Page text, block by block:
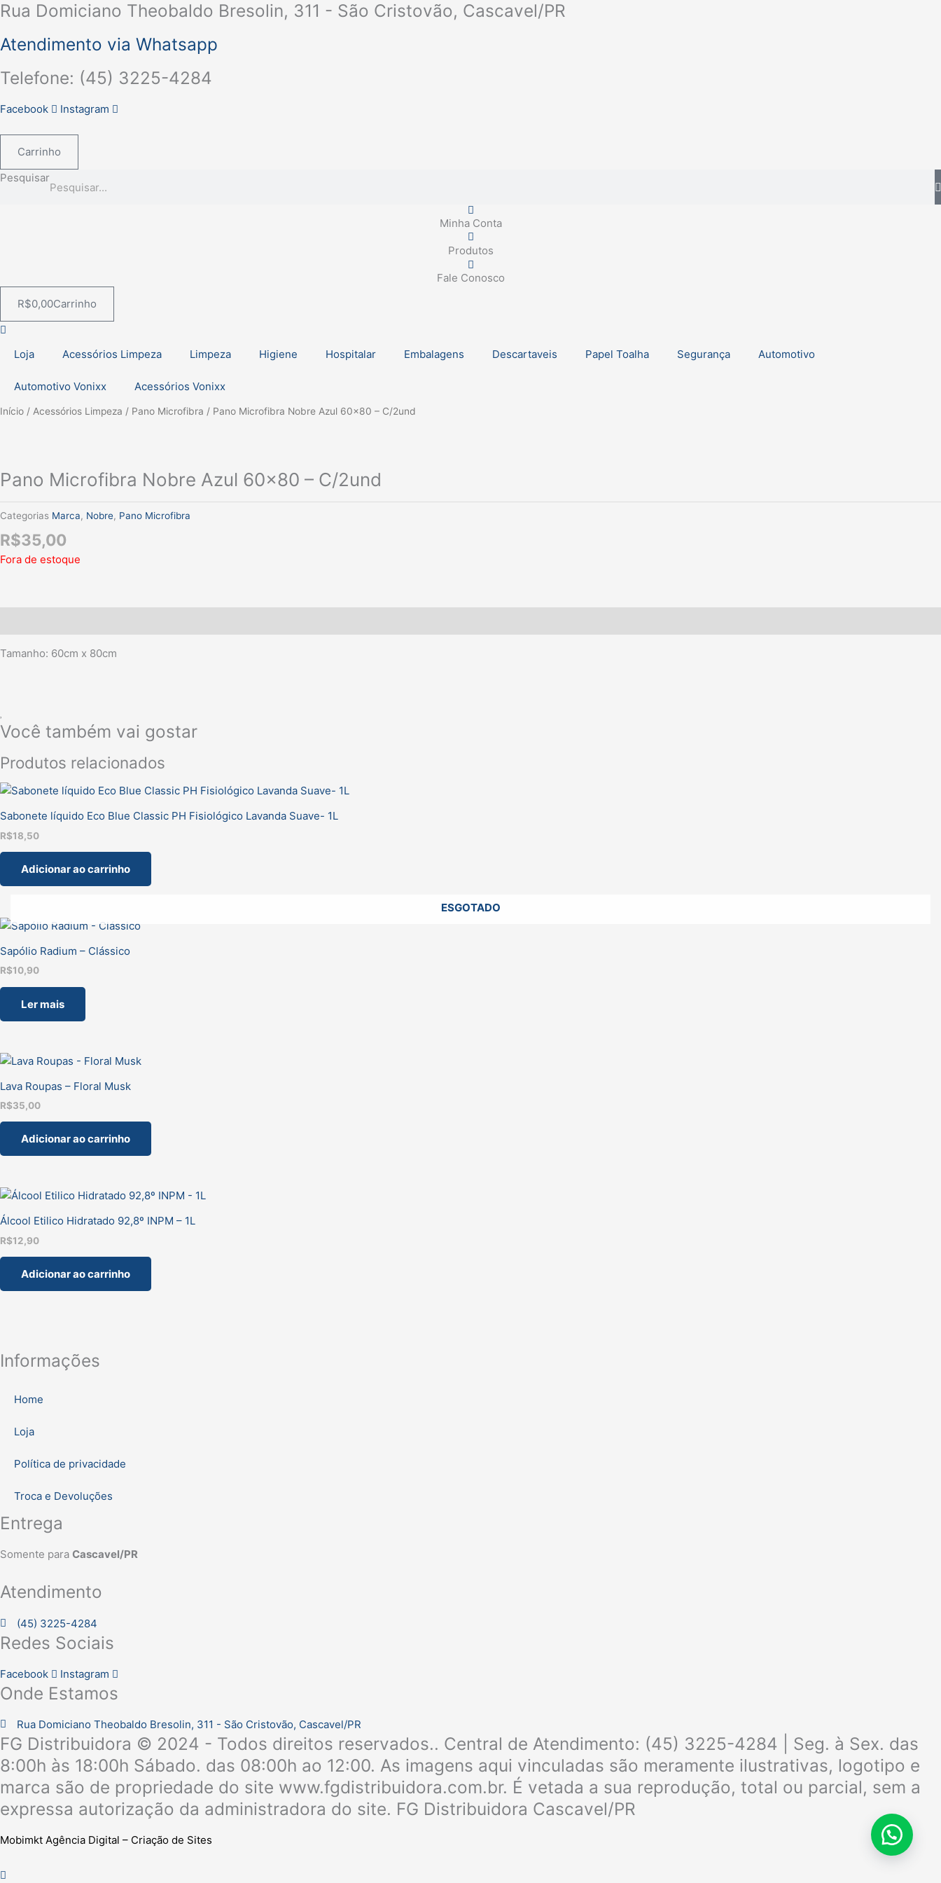
Ir
o
Rua Domiciano Theobaldo Bresolin, 311 - São Cristovão, Cascavel/PR
Atendimento via Whatsapp
Telefone: (45) 3225-4284
Facebook Instagram
Carrinho
Pesquisar
Minha Conta
Produtos
Fale Conosco
R$0,00Carrinho
Loja Acessórios Limpeza Limpeza Higiene Hospitalar Embalagens Descartaveis Papel Toalha Segurança Automotivo
Automotivo Vonixx Acessórios Vonixx
Início / Acessórios Limpeza / Pano Microfibra / Pano Microfibra Nobre Azul 60×80 – C/2und
Pano Microfibra Nobre Azul 60×80 – C/2und
Categorias Marca, Nobre, Pano Microfibra
R$35,00
Fora de estoque
Tamanho: 60cm x 80cm
Você também vai gostar
Produtos relacionados
Sabonete líquido Eco Blue Classic PH Fisiológico Lavanda Suave- 1L
R$18,50
Adicionar ao carrinho
ESGOTADO
Sapólio Radium – Clássico
R$10,90
Ler mais
Lava Roupas – Floral Musk
R$35,00
Adicionar ao carrinho
Álcool Etilico Hidratado 92,8º INPM – 1L
R$12,90
Adicionar ao carrinho
Informações
Home
Loja
Política de privacidade
Troca e Devoluções
Entrega
Somente para Cascavel/PR
Atendimento
(45) 3225-4284
Redes Sociais
Facebook Instagram
Onde Estamos
Rua Domiciano Theobaldo Bresolin, 311 - São Cristovão, Cascavel/PR
FG Distribuidora © 2024 - Todos direitos reservados.. Central de Atendimento: (45) 3225-4284 | Seg. à Sex. das
8:00h às 18:00h Sábado. das 08:00h ao 12:00. As imagens aqui vinculadas são meramente ilustrativas, logotipo e
marca são de propriedade do site www.fgdistribuidora.com.br. É vetada a sua reprodução, total ou parcial, sem a
expressa autorização da administradora do site. FG Distribuidora Cascavel/PR
Mobimkt Agência Digital – Criação de Sites